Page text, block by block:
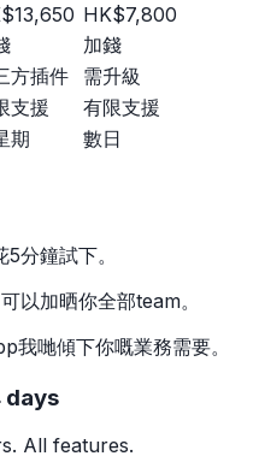
HK$7,800
加錢
方插件
需升級
支援
有限支援
期 數日
分鐘試下。
加晒你全部team。
哋傾下你嘅業務需要。
days
All features.